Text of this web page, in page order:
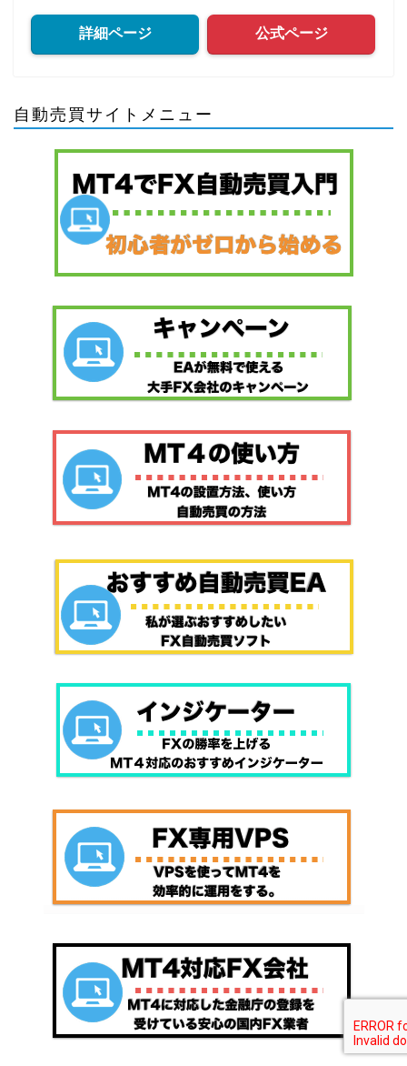
詳細ページ 公式ページ
自動売買サイトメニュー